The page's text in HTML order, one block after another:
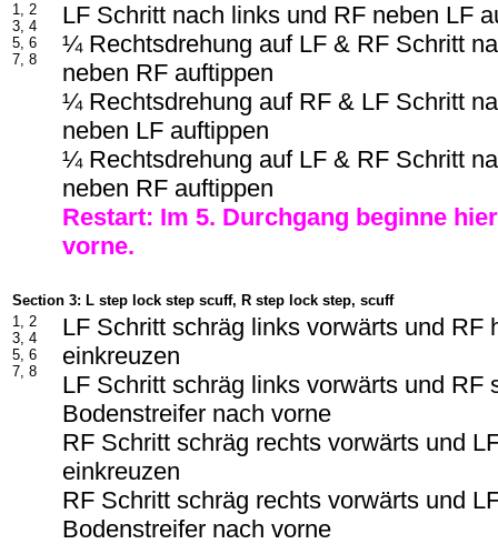
1, 2
3, 4
5, 6
7, 8
LF Schritt nach links und RF neben LF
¼ Rechtsdrehung auf LF & RF Schritt
neben RF auftippen
¼ Rechtsdrehung auf RF & LF Schritt
neben LF auftippen
¼ Rechtsdrehung auf LF & RF Schritt
neben RF auftippen
Restart: Im 5. Durchgang beginne
vorne.
Section 3: L step lock step scuff, R step lock step, scuff
1, 2
3, 4
5, 6
7, 8
LF Schritt schräg links vorwärts und RF
einkreuzen
LF Schritt schräg links vorwärts und RF
Bodenstreifer nach vorne
RF Schritt schräg rechts vorwärts und
einkreuzen
RF Schritt schräg rechts vorwärts und
Bodenstreifer nach vorne